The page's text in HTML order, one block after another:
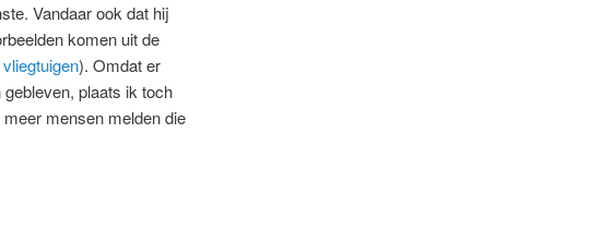
Vandaar ook dat hij
komen uit de
). Omdat er
plaats ik toch
mensen melden die